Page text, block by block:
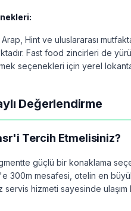
Hint ve uluslararası
Fast food zincirleri de
seçenekleri için yerel
Değerlendirme
Tercih Etmelisiniz?
güçlü bir konaklama
300m mesafesi, otelin en
servis hizmeti sayesinde